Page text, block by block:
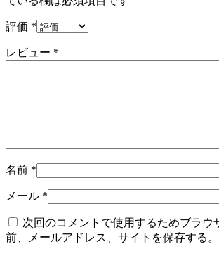
評価 *
レビュー *
名前 *
メール *
次回のコメントで使用するためブラウ
前、メールアドレス、サイトを保存する。